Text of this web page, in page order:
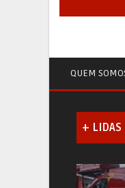
QUEM
+ LIDAS